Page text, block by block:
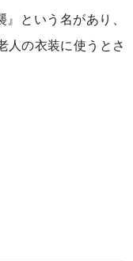
という名があり、
人の衣装に使うとさ